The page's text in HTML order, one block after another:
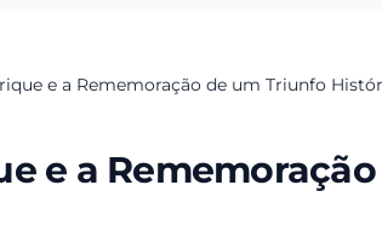
e a Rememoração de um Triunfo
e a Rememoração